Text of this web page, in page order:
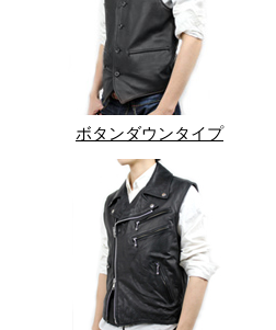
ボタンダウンタイプ